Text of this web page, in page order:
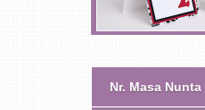
Nr. Masa Nunta